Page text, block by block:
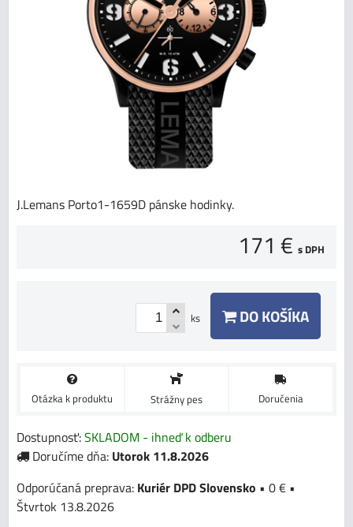
J.Lemans Porto1-1659D pánske hodinky.
171 € s DPH
ks DO KOŠÍKA
Otázka k produktu Strážny pes Doručenia
Dostupnosť:SKLADOM - ihneď k odberu
Doručíme dňa: Utorok 11.8.2026
Kuriér DPD Slovensko • 0 € •
Štvrtok 13.8.2026